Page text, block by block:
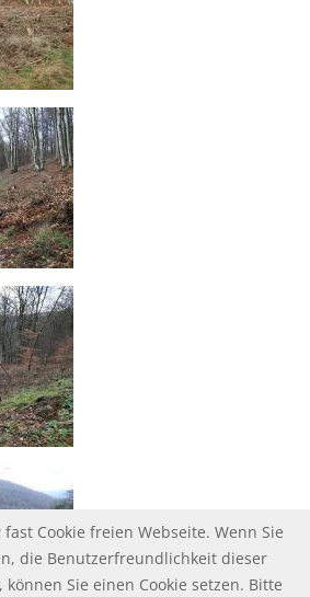
Cookie freien Webseite. Wenn Sie
die Benutzerfreundlichkeit dieser
Sie einen Cookie setzen. Bitte